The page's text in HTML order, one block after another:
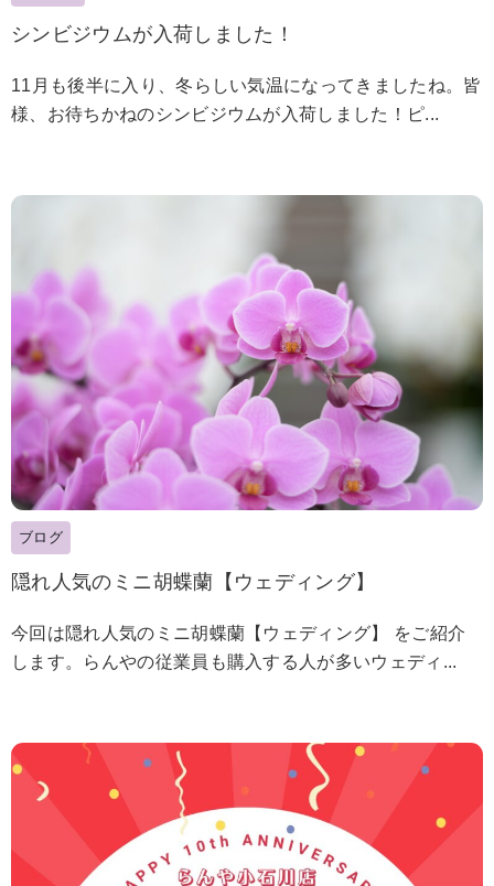
シンビジウムが入荷しました！
11月も後半に入り、冬らしい気温になってきましたね。皆
様、お待ちかねのシンビジウムが入荷しました！ピ...
ブログ
隠れ人気のミニ胡蝶蘭【ウェディング】
今回は隠れ人気のミニ胡蝶蘭【ウェディング】 をご紹介
します。らんやの従業員も購入する人が多いウェディ...